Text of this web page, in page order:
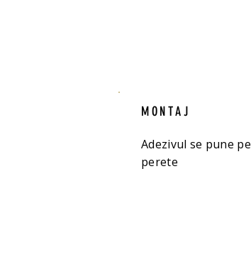
MONTAJ
Adezivul se pune pe
perete